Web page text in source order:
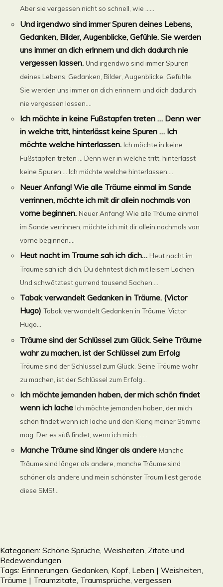
Aber sie vergessen nicht so schnell, wie ......
Und irgendwo sind immer Spuren deines Lebens,
Gedanken, Bilder, Augenblicke, Gefühle. Sie werden
uns immer an dich erinnern und dich dadurch nie
vergessen lassen. Und irgendwo sind immer Spuren
deines Lebens, Gedanken, Bilder, Augenblicke, Gefühle.
Sie werden uns immer an dich erinnern und dich dadurch
nie vergessen lassen....
Ich möchte in keine Fußstapfen treten … Denn wer
in welche tritt, hinterlässt keine Spuren … Ich
möchte welche hinterlassen. Ich möchte in keine
Fußstapfen treten … Denn wer in welche tritt, hinterlässt
keine Spuren … Ich möchte welche hinterlassen....
Neuer Anfang! Wie alle Träume einmal im Sande
verrinnen, möchte ich mit dir allein nochmals von
vorne beginnen. Neuer Anfang! Wie alle Träume einmal
im Sande verrinnen, möchte ich mit dir allein nochmals von
vorne beginnen....
Heut nacht im Traume sah ich dich… Heut nacht im
Traume sah ich dich, Du dehntest dich mit leisem Lachen
Und schwätztest gurrend tausend Sachen....
Tabak verwandelt Gedanken in Träume. (Victor
Hugo) Tabak verwandelt Gedanken in Träume. Victor
Hugo...
Träume sind der Schlüssel zum Glück. Seine Träume
wahr zu machen, ist der Schlüssel zum Erfolg
Träume sind der Schlüssel zum Glück. Seine Träume wahr
zu machen, ist der Schlüssel zum Erfolg...
Ich möchte jemanden haben, der mich schön findet
wenn ich lache Ich möchte jemanden haben, der mich
schön findet wenn ich lache und den Klang meiner Stimme
mag. Der es süß findet, wenn ich mich ......
Manche Träume sind länger als andere Manche
Träume sind länger als andere, manche Träume sind
schöner als andere und mein schönster Traum liest gerade
diese SMS!...
Kategorien: Schöne Sprüche, Weisheiten, Zitate und
Redewendungen
Tags: Erinnerungen Gedanken Kopf Leben | Weisheiten
Träume | Traumzitate, Traumsprüche vergessen